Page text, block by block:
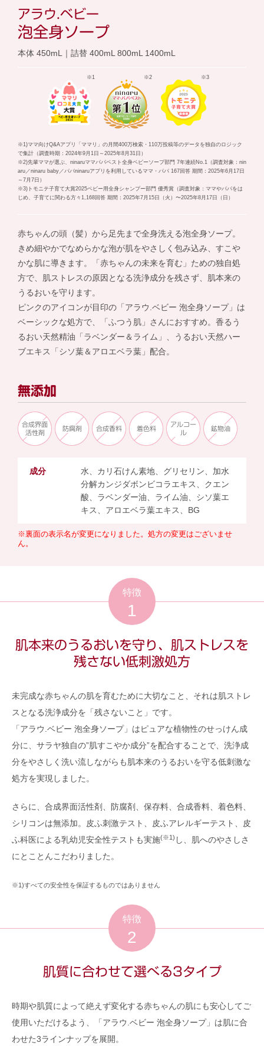
アラウ.ベビー
泡全身ソープ
本体 450mL｜詰替 400mL 800mL 1400mL
※1 ※2 ※3
※1)ママ向けQ&Aアプリ「ママリ」の月間400万検索・110万投稿等のデータを独自のロジック
で集計（調査時期：2024年9月1日～2025年8月31日）
※2)先輩ママが選ぶ、ninaruママパパベスト全身ベビーソープ部門 7年連続No.1（調査対象：nin
aru／ninaru baby／パパninaruアプリを利用しているママ・パパ 167回答 期間：2025年6月17日
～7月7日）
※3)トモニテ子育て大賞2025ベビー用全身シャンプー部門 優秀賞（調査対象：ママやパパをは
じめ、子育てに関わる方々1,168回答 期間：2025年7月15日（火）〜2025年8月17日（日）
赤ちゃんの頭（髪）から足先まで全身洗える泡全身ソープ。
きめ細やかでなめらかな泡が肌をやさしく包み込み、すこや
かな肌に導きます。「赤ちゃんの未来を育む」ための独自処
方で、肌ストレスの原因となる洗浄成分を残さず、肌本来の
うるおいを守ります。
ピンクのアイコンが目印の「アラウ.ベビー 泡全身ソープ」は
ベーシックな処方で、「ふつう肌」さんにおすすめ。香るう
るおい天然精油「ラベンダー＆ライム」、うるおい天然ハー
ブエキス「シソ葉＆アロエベラ葉」配合。
無添加
合成界面
活性剤
防腐剤 合成香料 着色料
アルコー
ル
鉱物油
成分
水、カリ石けん素地、グリセリン、加水
分解カンジダボンビコラエキス、クエン
酸、ラベンダー油、ライム油、シソ葉エ
キス、アロエベラ葉エキス、BG
※裏面の表示名が変更になりました。処方の変更はございませ
ん。
特徴
1
肌本来のうるおいを守り、肌ストレスを
残さない低刺激処方
未完成な赤ちゃんの肌を育むために大切なこと、それは肌ストレ
スとなる洗浄成分を「残さないこと」です。
「アラウ.ベビー 泡全身ソープ」はピュアな植物性のせっけん成
分に、サラヤ独自の”肌すこやか成分”を配合することで、洗浄成
分をやさしく洗い流しながらも肌本来のうるおいを守る低刺激な
処方を実現しました。
さらに、合成界面活性剤、防腐剤、保存料、合成香料、着色料、
シリコンは無添加。皮ふ刺激テスト、皮ふアレルギーテスト、皮
ふ科医による乳幼児安全性テストも実施(※1) し、肌へのやさしさ
にとことんこだわりました。
※1)すべての安全性を保証するものではありません
特徴
2
肌質に合わせて選べる3タイプ
時期や肌質によって絶えず変化する赤ちゃんの肌にも安心してご
使用いただけるよう、「アラウ.ベビー 泡全身ソープ」は肌に合
わせた3ラインナップを展開。